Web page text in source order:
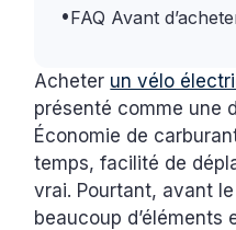
•FAQ Avant
Acheter un vélo
présenté comme une
Économie de
temps, facilité de
vrai. Pourtant, avant
beaucoup